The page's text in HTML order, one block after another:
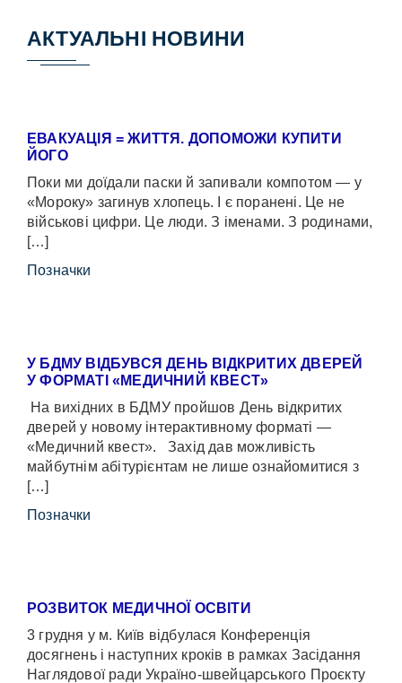
АКТУАЛЬНІ НОВИНИ
ЕВАКУАЦІЯ = ЖИТТЯ. ДОПОМОЖИ КУПИТИ
ЙОГО
Поки ми доїдали паски й запивали компотом — у
«Мороку» загинув хлопець. І є поранені. Це не
військові цифри. Це люди. З іменами. З родинами,
[…]
Позначки
У БДМУ ВІДБУВСЯ ДЕНЬ ВІДКРИТИХ ДВЕРЕЙ
У ФОРМАТІ «МЕДИЧНИЙ КВЕСТ»
На вихідних в БДМУ пройшов День відкритих
дверей у новому інтерактивному форматі —
«Медичний квест». Захід дав можливість
майбутнім абітурієнтам не лише ознайомитися з
[…]
Позначки
РОЗВИТОК МЕДИЧНОЇ ОСВІТИ
3 грудня у м. Київ відбулася Конференція
досягнень і наступних кроків в рамках Засідання
Наглядової ради Україно-швейцарського Проєкту